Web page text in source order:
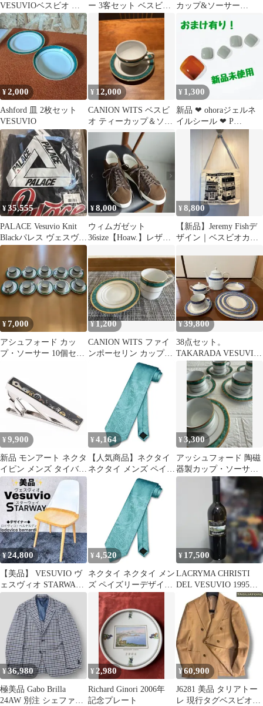
VESUVIOベスビオ カ
ップ＆ソーサー ペアセ
ット
ー 3客セット ベスビオ
カップ&ソーサー
¥2,000
Ashford 皿 2枚セット
VESUVIO
¥ 12,000
CANION WITS ベスビ
オ ティーカップ＆ソー
サー 8セット
¥ 1,300
新品 ❤︎ ohoraジェルネ
イルシール ❤︎ P
VESUVIO #PD-100
¥35,555
PALACE Vesuvio Knit
Blackパレス ヴェスヴィ
オ ニットs
¥8,000
ウィムガゼット
36size【Hoaw.】レザー
¥8,800
【新品】Jeremy Fishデ
ザイン｜ベスビオカフ
｜トート
¥7,000
アシュフォード カッ
プ・ソーサー 10個セッ
ン・ゴールド
¥1,200
CANION WITS ファイ
ンポーセリン カップ・
¥39,800
38点セット。
TAKARADA VESUVIO
BLUE 食器セット
¥ 9,900
新品 モンアート ネクタ
イピン メンズ タイバー
タイクリップ ギア(歯
車) シルバー ブラック
VESUVIO TC SPK A
Made in Italy
¥ 4,164
【人気商品】ネクタイ
ネクタイ メンズ ペイズ
リーデザイン ブルー タ
ーコイズ Napoli Vesuvio
¥3,300
アッシュフォード 陶磁
器製カップ・ソーサー
セット 5個 ベスビオ
¥24,800
【美品】 VESUVIO ヴ
ェスヴィオ STARWAY
スターウェイ チェア
¥ 4,520
ネクタイ ネクタイ メン
ズ ペイズリーデザイン
ブルー ターコイズ
Napoli Vesuvio
¥ 17,500
LACRYMA CHRISTI
DEL VESUVIO 1995
¥36,980
極美品 Gabo Brilla
24AW 別注 シェファー
¥2,980
Richard Ginori 2006年
記念プレート
¥60,900
J6281 美品 タリアトー
レ 現行タグベスビオキ